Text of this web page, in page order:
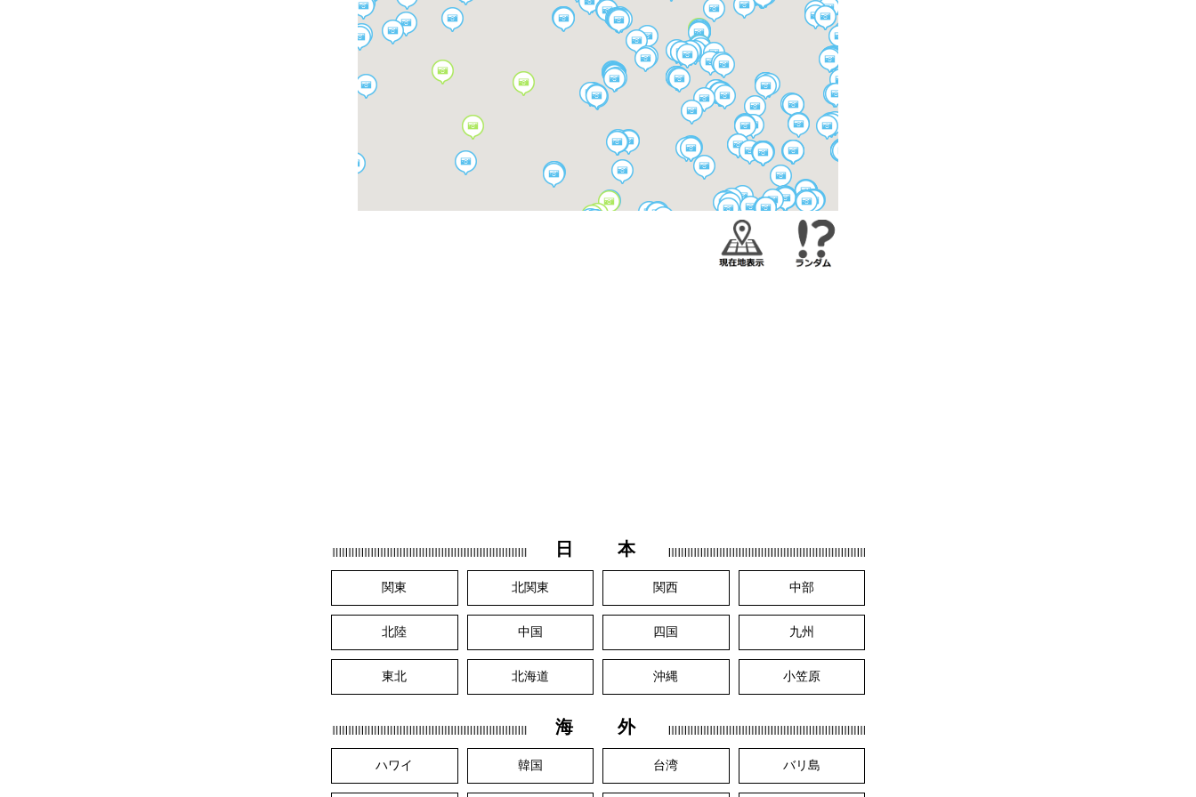
日 本
関東 北関東 関西 中部
北陸 中国 四国 九州
東北 北海道 沖縄 小笠原
海 外
ハワイ 韓国 台湾 バリ島